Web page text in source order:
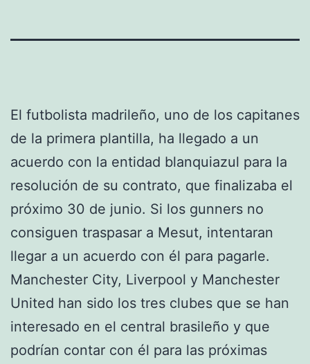
El futbolista madrileño, uno de los capitanes
de la primera plantilla, ha llegado a un
acuerdo con la entidad blanquiazul para la
resolución de su contrato, que finalizaba el
próximo 30 de junio. Si los gunners no
consiguen traspasar a Mesut, intentaran
llegar a un acuerdo con él para pagarle.
Manchester City, Liverpool y Manchester
United han sido los tres clubes que se han
interesado en el central brasileño y que
podrían contar con él para las próximas